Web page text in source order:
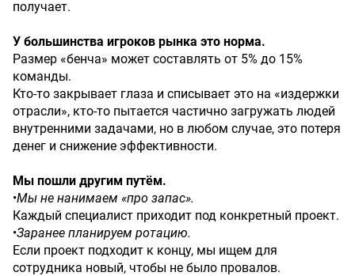
получает.
У большинства игроков рынка это норма.
Размер «бенча» может составлять от 5% до 15%
команды.
Кто-то закрывает глаза и списывает это на «издержки
отрасли», кто-то пытается частично загружать людей
внутренними задачами, но в любом случае, это потеря
денег и снижение эффективности.
Мы пошли другим путём.
•Мы не нанимаем «про запас».
Каждый специалист приходит под конкретный проект.
•Заранее планируем ротацию.
Если проект подходит к концу, мы ищем для
сотрудника новый, чтобы не было провалов.